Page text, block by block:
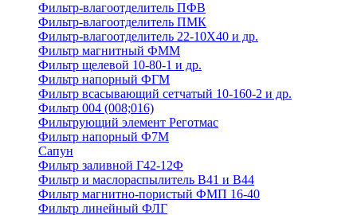
Фильтр-влагоотделитель ПФВ
Фильтр-влагоотделитель ПМК
Фильтр-влагоотделитель 22-10Х40 и др.
Фильтр магнитный ФММ
Фильтр щелевой 10-80-1 и др.
Фильтр напорный ФГМ
Фильтр всасывающий сетчатый 10-160-2 и др.
Фильтр 004 (008;016)
Фильтрующий элемент Реготмас
Фильтр напорный Ф7М
Сапун
Фильтр заливной Г42-12Ф
Фильтр и маслораспылитель В41 и В44
Фильтр магнитно-пористый ФМП 16-40
Фильтр линейный ФЛГ